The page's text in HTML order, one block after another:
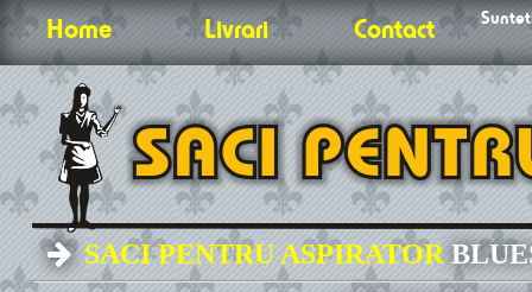
Home Livrari Contact
SACI PENTRU ASPIRATOR